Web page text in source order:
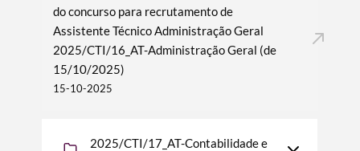
do concurso para recrutamento de
Assistente Técnico Administração Geral
2025/CTI/16_AT-Administração Geral (de
15/10/2025)
15-10-2025
2025/CTI/17_AT-Contabilidade e